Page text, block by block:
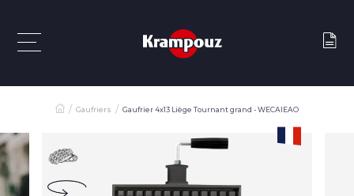
Gaufriers Gaufrier 4x13 Liège Tournant grand - WECAIEAO